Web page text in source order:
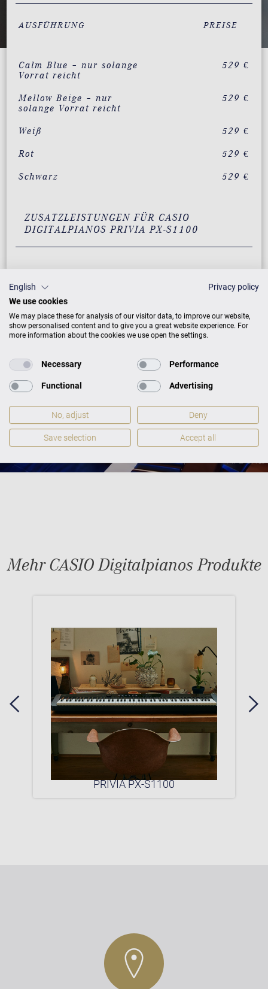
AUSFÜHRUNG PREISE
Calm Blue – nur solange
Vorrat reicht
529 €
Mellow Beige – nur
solange Vorrat reicht
529 €
Weiß 529 €
Rot 529 €
Schwarz 529 €
ZUSATZLEISTUNGEN FÜR CASIO
DIGITALPIANOS PRIVIA PX-S1100
Mehr CASIO Digitalpianos Produkte
PRIVIA PX-S1100
English
Privacy policy
We use cookies
We may place these for analysis of our visitor data, to improve our website,
show personalised content and to give you a great website experience. For
more information about the cookies we use open the settings.
Necessary Performance
Functional Advertising
No, adjust Deny
Save selection Accept all